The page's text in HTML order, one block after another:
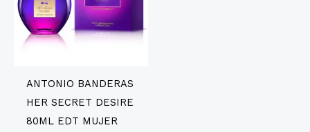
ANTONIO BANDERAS
HER SECRET DESIRE
80ML EDT MUJER